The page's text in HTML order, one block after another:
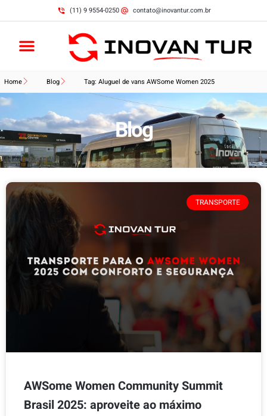
(11) 9 9554-0250 contato@inovantur.com.br
Home Blog Tag: Aluguel de vans AWSome Women 2025
Blog
TRANSPORTE
AWSome Women Community Summit
Brasil 2025: aproveite ao máximo